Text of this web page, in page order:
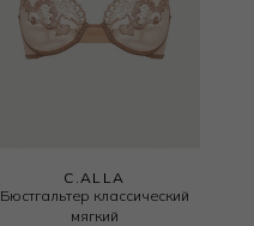
C.ALLA
Бюстгальтер классический
мягкий